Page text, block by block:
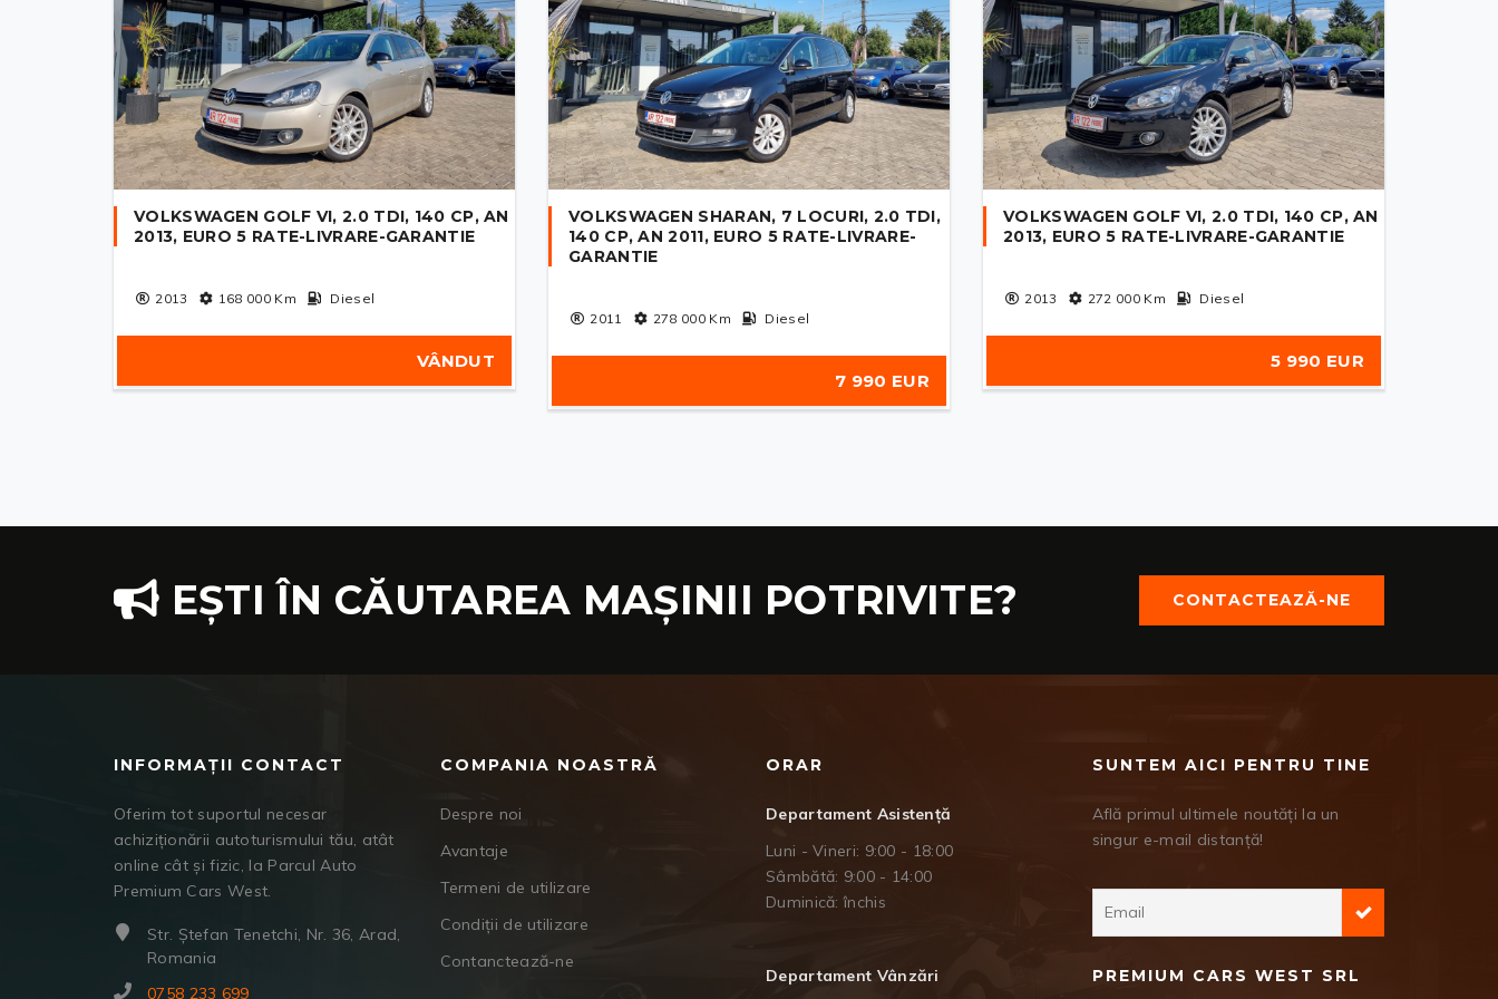
VOLKSWAGEN GOLF VI, 2.0 TDI, 140 CP, AN
2013, EURO 5 RATE-LIVRARE-GARANTIE
2013 168 000Km Diesel
VÂNDUT
VOLKSWAGEN SHARAN, 7 LOCURI, 2.0 TDI,
140 CP, AN 2011, EURO 5 RATE-LIVRARE-
GARANTIE
2011 278 000Km Diesel
7 990 EUR
VOLKSWAGEN GOLF VI, 2.0 TDI, 140 CP, AN
2013, EURO 5 RATE-LIVRARE-GARANTIE
2013 272 000Km Diesel
5 990 EUR
EȘTI ÎN CĂUTAREA MAȘINII POTRIVITE? CONTACTEAZĂ-NE
INFORMAȚII CONTACT
Oferim tot suportul necesar
achiziționării autoturismului tău, atât
online cât și fizic, la Parcul Auto
Premium Cars West.
Str. Ștefan Tenetchi, Nr. 36, Arad,
Romania
0758 233 699
COMPANIA NOASTRĂ
Despre noi
Avantaje
Termeni de utilizare
Condiții de utilizare
Contanctează-ne
ORAR
Departament Asistență
Luni - Vineri: 9:00 - 18:00
Sâmbătă: 9:00 - 14:00
Duminică: închis
Departament Vânzări
SUNTEM AICI PENTRU TINE
Află primul ultimele noutăți la un
singur e-mail distanță!
PREMIUM CARS WEST SRL